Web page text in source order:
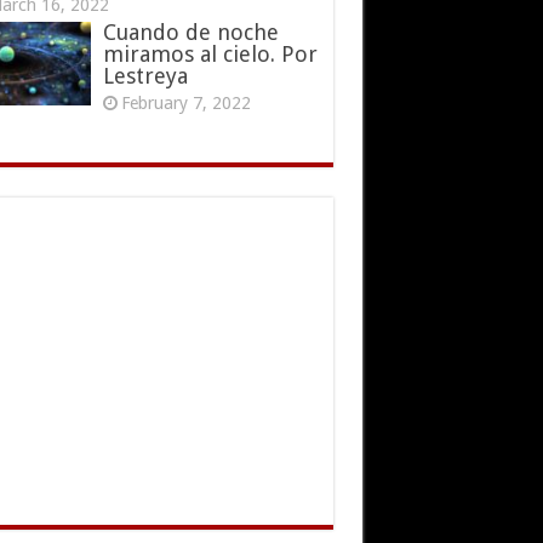
16, 2022
Cuando de noche
miramos al cielo. Por
Lestreya
February 7, 2022